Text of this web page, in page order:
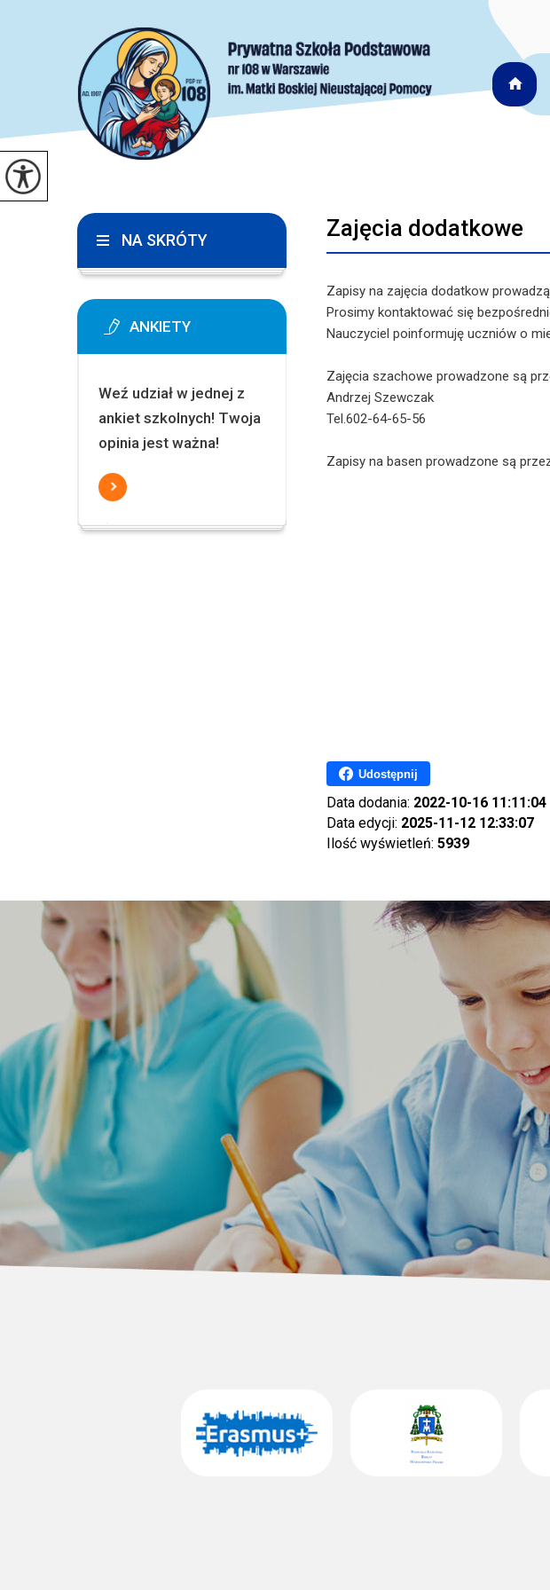
Zajęcia dodatkowe
Zapisy na zajęcia dodatkow
Prosimy kontaktować się
Nauczyciel poinformuję uczniów o
Zajęcia szachowe prowadzone są
Andrzej Szewczak
Tel.602-64-65-56
Zapisy na basen prowadzone są
Udostępnij
Data dodania: 2022-10-16 11:11:04
Data edycji: 2025-11-12 12:33:07
Ilość wyświetleń: 5939
NA SKRÓTY
ANKIETY
Weź udział w jednej z
ankiet szkolnych! Twoja
opinia jest ważna!